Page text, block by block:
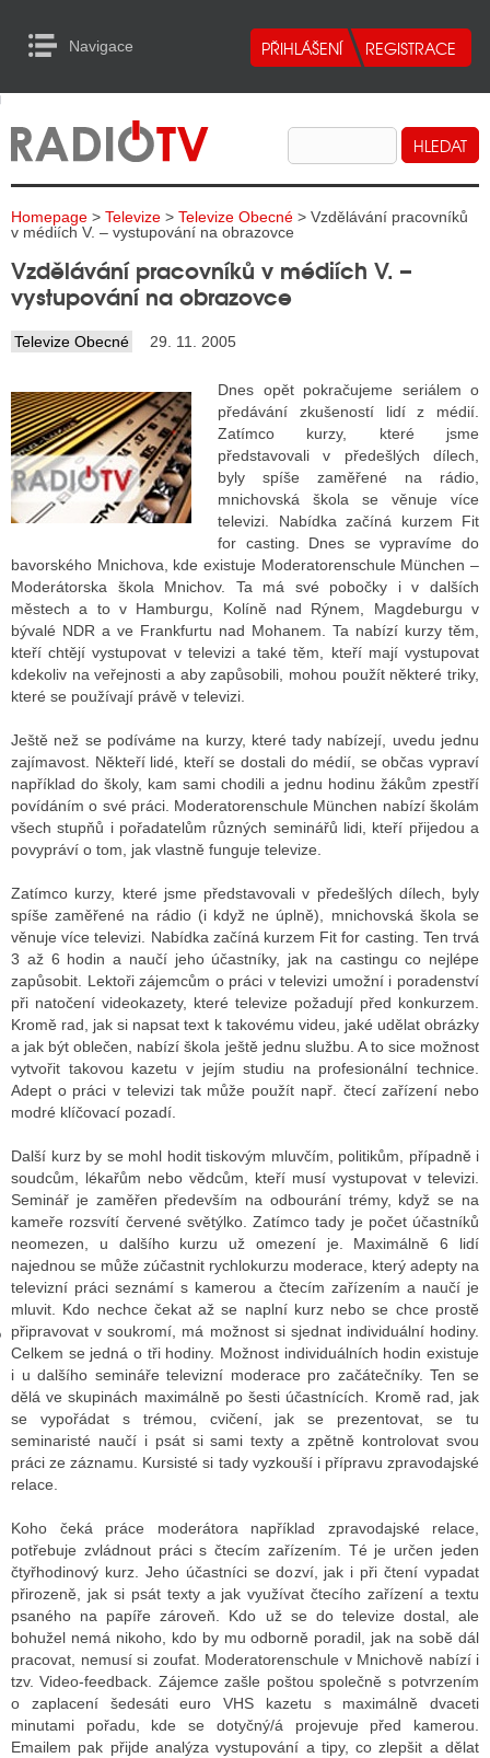
Navigace
RADIA
TELEVIZE
INTERNET
TISK
RADIA
RÁDIÍ
RÁDIÍ
VYSÍLAČE
TELEVIZE
TELEVIZÍ
VYSÍLAČE
RÁDIA
STRÁNKY RÁDIÍ
STRÁNKY TV
TISK
STÁT BLOGEREM
DISKUTÉRA NA RADIOTV
STARŠÍCH DISKUZÍ
to Content
Homepage > Televize > Televize Obecné > Vzdělávání pracovníků
v médiích V. – vystupování na obrazovce
Vzdělávání pracovníků v médiích V. –
vystupování na obrazovce
Televize Obecné 29. 11. 2005
Dnes opět pokračujeme seriálem o
předávání zkušeností lidí z médií.
Zatímco kurzy, které jsme
představovali v předešlých dílech,
byly spíše zaměřené na rádio,
mnichovská škola se věnuje více
televizi. Nabídka začíná kurzem Fit
for casting. Dnes se vypravíme do
bavorského Mnichova, kde existuje Moderatorenschule München –
Moderátorska škola Mnichov.
Ta má své pobočky i v dalších
městech a to v Hamburgu, Kolíně nad Rýnem, Magdeburgu v
bývalé NDR a ve Frankfurtu nad Mohanem. Ta nabízí kurzy těm,
kteří chtějí vystupovat v televizi a také těm, kteří mají vystupovat
kdekoliv na veřejnosti a aby zapůsobili, mohou použít některé triky,
které se používají právě v televizi.
Ještě než se podíváme na kurzy, které tady nabízejí, uvedu jednu
zajímavost. Někteří lidé, kteří se dostali do médií, se občas vypraví
například do školy, kam sami chodili a jednu hodinu žákům zpestří
povídáním o své práci. Moderatorenschule München nabízí školám
všech stupňů i pořadatelům různých seminářů lidi, kteří přijedou a
povypráví o tom, jak vlastně funguje televize.
Zatímco kurzy, které jsme představovali v předešlých dílech, byly
spíše zaměřené na rádio (i když ne úplně), mnichovská škola se
věnuje více televizi. Nabídka začíná kurzem Fit for casting. Ten trvá
3 až 6 hodin a naučí jeho účastníky, jak na castingu co nejlépe
zapůsobit. Lektoři zájemcům o práci v televizi umožní i poradenství
při natočení videokazety, které televize požadují před konkurzem.
Kromě rad, jak si napsat text k takovému videu, jaké udělat obrázky
a jak být oblečen, nabízí škola ještě jednu službu. A to sice možnost
vytvořit takovou kazetu v jejím studiu na profesionální technice.
Adept o práci v televizi tak může použít např. čtecí zařízení nebo
modré klíčovací pozadí.
Další kurz by se mohl hodit tiskovým mluvčím, politikům, případně i
soudcům, lékařům nebo vědcům, kteří musí vystupovat v televizi.
Seminář je zaměřen především na odbourání trémy, když se na
kameře rozsvítí červené světýlko. Zatímco tady je počet účastníků
neomezen, u dalšího kurzu už omezení je. Maximálně 6 lidí
najednou se může zúčastnit rychlokurzu moderace, který adepty na
televizní práci seznámí s kamerou a čtecím zařízením a naučí je
mluvit. Kdo nechce čekat až se naplní kurz nebo se chce prostě
připravovat v soukromí, má možnost si sjednat individuální hodiny.
Celkem se jedná o tři hodiny. Možnost individuálních hodin existuje
i u dalšího semináře televizní moderace pro začátečníky. Ten se
dělá ve skupinách maximálně po šesti účastnících. Kromě rad, jak
se vypořádat s trémou, cvičení, jak se prezentovat, se tu
seminaristé naučí i psát si sami texty a zpětně kontrolovat svou
práci ze záznamu. Kursisté si tady vyzkouší i přípravu zpravodajské
relace.
Koho čeká práce moderátora například zpravodajské relace,
potřebuje zvládnout práci s čtecím zařízením. Té je určen jeden
čtyřhodinový kurz. Jeho účastníci se dozví, jak i při čtení vypadat
přirozeně, jak si psát texty a jak využívat čtecího zařízení a textu
psaného na papíře zároveň. Kdo už se do televize dostal, ale
bohužel nemá nikoho, kdo by mu odborně poradil, jak na sobě dál
pracovat, nemusí si zoufat. Moderatorenschule v Mnichově nabízí i
tzv. Video-feedback. Zájemce zašle poštou společně s potvrzením
o zaplacení šedesáti euro VHS kazetu s maximálně dvaceti
minutami pořadu, kde se dotyčný/á projevuje před kamerou.
Emailem pak přijde analýza vystupování a tipy, co zlepšit a dělat